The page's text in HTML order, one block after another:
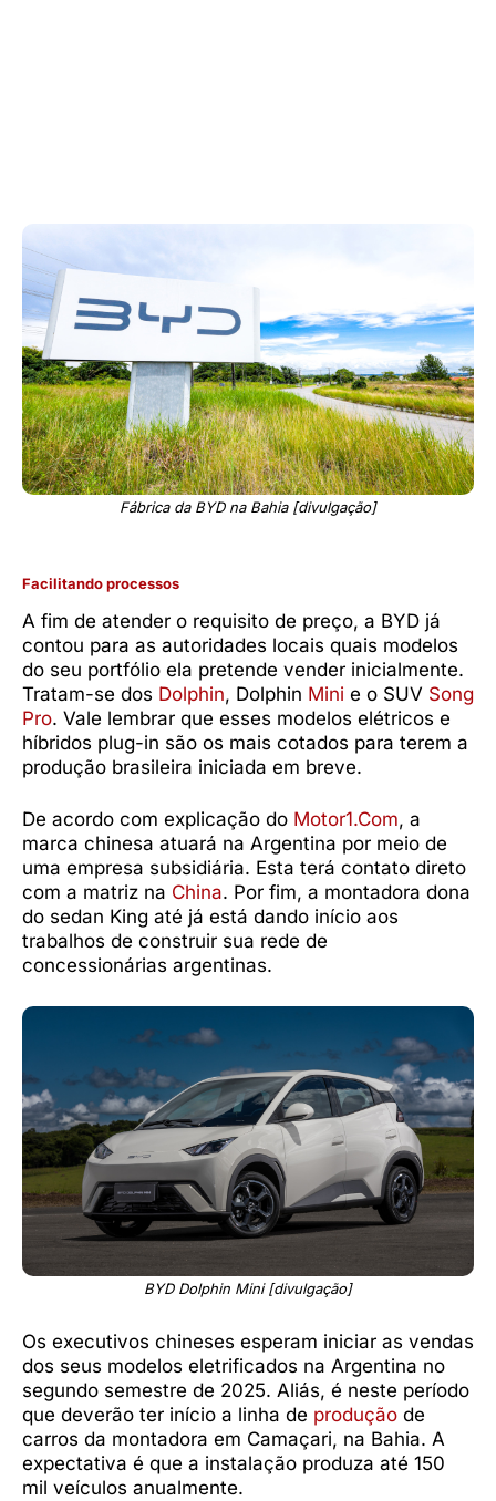
Fábrica da BYD na Bahia [divulgação]
Facilitando processos
A fim de atender o requisito de preço, a BYD já
contou para as autoridades locais quais modelos
do seu portfólio ela pretende vender inicialmente.
Tratam-se dos Dolphin, Dolphin Mini e o SUV Song
Pro. Vale lembrar que esses modelos elétricos e
híbridos plug-in são os mais cotados para terem a
produção brasileira iniciada em breve.
De acordo com explicação do Motor1.Com, a
marca chinesa atuará na Argentina por meio de
uma empresa subsidiária. Esta terá contato direto
com a matriz na China. Por fim, a montadora dona
do sedan King até já está dando início aos
trabalhos de construir sua rede de
concessionárias argentinas.
BYD Dolphin Mini [divulgação]
Os executivos chineses esperam iniciar as vendas
dos seus modelos eletrificados na Argentina no
segundo semestre de 2025. Aliás, é neste período
que deverão ter início a linha de produção de
carros da montadora em Camaçari, na Bahia. A
expectativa é que a instalação produza até 150
mil veículos anualmente.